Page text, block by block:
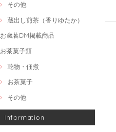
その他
蔵出し煎茶（香りゆたか）
お歳暮DM掲載商品
お茶菓子類
乾物・佃煮
お茶菓子
その他
Information